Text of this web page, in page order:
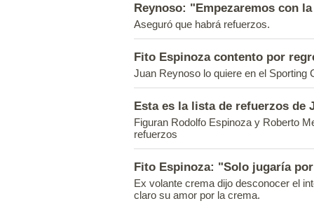
Reynoso: "Empezaremos con
Aseguró que habrá refuerzos.
Fito Espinoza contento por
Juan Reynoso lo quiere en el Sporting
Esta es la lista de refuerzos de
Figuran Rodolfo Espinoza y Roberto
refuerzos
Fito Espinoza: "Solo jugaría
Ex volante crema dijo desconocer el
claro su amor por la crema.